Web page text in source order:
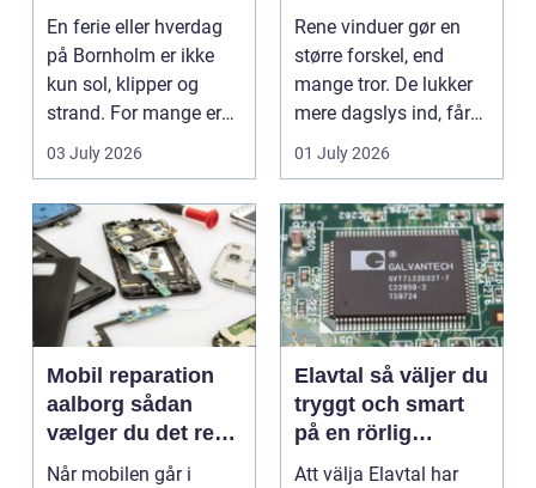
på klippeøen
En ferie eller hverdag
på Bornholm er ikke
kun sol, klipper og
strand. For mange er
en stabil intern...
03 July 2026
ruder året rundt
Rene vinduer gør en
større forskel, end
mange tror. De lukker
mere dagslys ind, får
hjem og erhvervs...
01 July 2026
Mobil reparation
aalborg sådan
vælger du det rette
værksted
Når mobilen går i
Elavtal så väljer du
tryggt och smart
på en rörlig
elmarknad
Att välja Elavtal har